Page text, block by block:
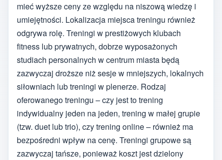
mieć wyższe ceny ze względu na niszową wiedzę i
umiejętności. Lokalizacja miejsca treningu również
odgrywa rolę. Treningi w prestiżowych klubach
fitness lub prywatnych, dobrze wyposażonych
studiach personalnych w centrum miasta będą
zazwyczaj droższe niż sesje w mniejszych, lokalnych
siłowniach lub treningi w plenerze. Rodzaj
oferowanego treningu – czy jest to trening
indywidualny jeden na jeden, trening w małej grupie
(tzw. duet lub trio), czy trening online – również ma
bezpośredni wpływ na cenę. Treningi grupowe są
zazwyczaj tańsze, ponieważ koszt jest dzielony